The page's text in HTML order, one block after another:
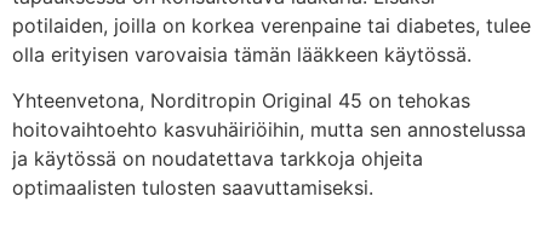
potilaiden, joilla on korkea verenpaine tai diabetes, tulee
olla erityisen varovaisia tämän lääkkeen käytössä.
Yhteenvetona, Norditropin Original 45 on tehokas
hoitovaihtoehto kasvuhäiriöihin, mutta sen annostelussa
ja käytössä on noudatettava tarkkoja ohjeita
optimaalisten tulosten saavuttamiseksi.